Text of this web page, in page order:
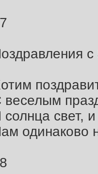
веселым
солнца свет,
одинаково